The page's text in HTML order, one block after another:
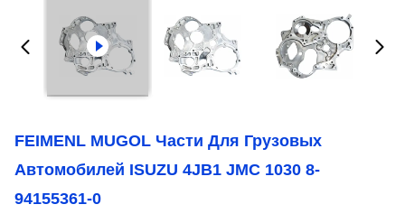
FEIMENL MUGOL Части Для Грузовых
Автомобилей ISUZU 4JB1 JMC 1030 8-
94155361-0